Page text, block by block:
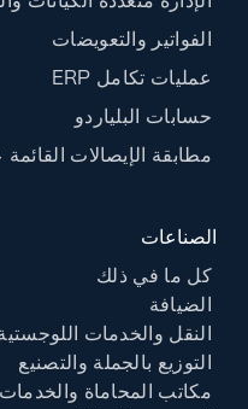
الفواتير والتعويضات
عمليات تكامل ERP
حسابات البلياردو
مطابقة الإيصالات
الصناعات
كل ما في ذلك
الضيافة
النقل والخدمات
التوزيع بالجملة والتصنيع
مكاتب المحاماة والخدمات